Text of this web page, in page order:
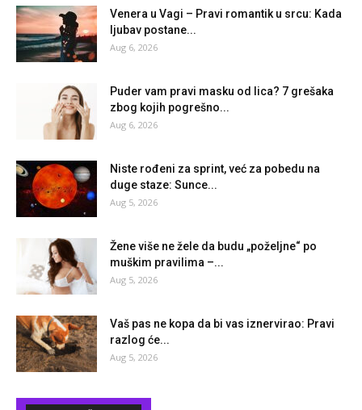
Venera u Vagi – Pravi romantik u srcu: Kada
ljubav postane...
Aug 6, 2026
Puder vam pravi masku od lica? 7 grešaka
zbog kojih pogrešno...
Aug 6, 2026
Niste rođeni za sprint, već za pobedu na
duge staze: Sunce...
Aug 5, 2026
Žene više ne žele da budu „poželjne“ po
muškim pravilima –...
Aug 5, 2026
Vaš pas ne kopa da bi vas iznervirao: Pravi
razlog će...
Aug 5, 2026